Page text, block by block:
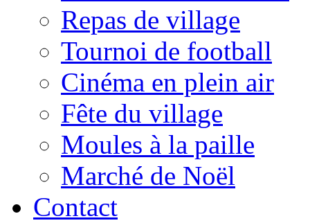
Repas de village
Tournoi de football
Cinéma en plein air
Fête du village
Moules à la paille
Marché de Noël
Contact